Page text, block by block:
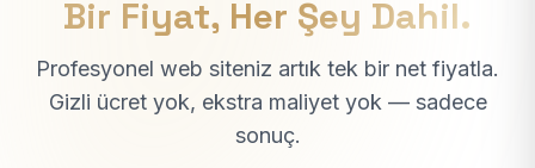
Bir Fiyat, Her Şey Dahil.
Profesyonel web siteniz artık tek bir net fiyatla.
Gizli ücret yok, ekstra maliyet yok — sadece
sonuç.